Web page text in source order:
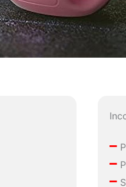
–
–
–